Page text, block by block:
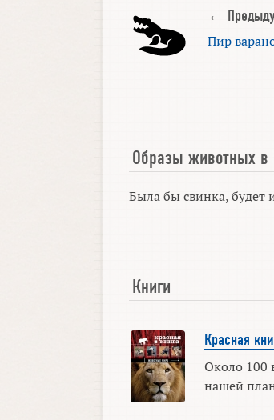
←
Пир
Образы животных в
Была бы свинка, будет
Книги
Красная
Около 100
нашей